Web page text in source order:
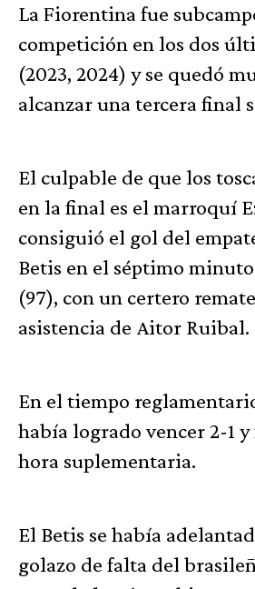
La Fiorentina fue
competición en los dos
(2023, 2024) y se quedó
alcanzar una tercera final
El culpable de que los
en la final es el marroquí
consiguió el gol del
Betis en el séptimo
(97), con un certero
asistencia de Aitor Ruibal.
En el tiempo
había logrado vencer 2-1
hora suplementaria.
El Betis se había
golazo de falta del